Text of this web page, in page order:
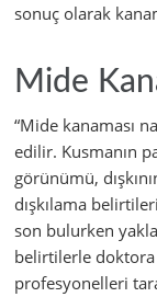
sonuç olarak
Mide
“Mide kanaması
edilir. Kusmanın
görünümü,
dışkılama
son bulurken
belirtilerle doktora
profesyonelleri